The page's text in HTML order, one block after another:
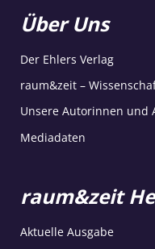
Über Uns
Der Ehlers Verlag
raum&zeit –
Unsere Autorinnen und
Mediadaten
raum&zeit
Aktuelle Ausgabe